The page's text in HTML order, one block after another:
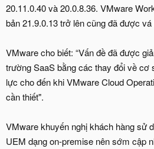
20.11.0.40 và 20.0.8.36. VMware
bản 21.9.0.13 trở lên cũng đã được vá
VMware cho biết: “Vấn đề đã được
trường SaaS bằng các thay đổi về cơ
lực cho đến khi VMware Cloud
cần thiết".
VMware khuyến nghị khách hàng sử
UEM dạng on-premise nên sớm cập